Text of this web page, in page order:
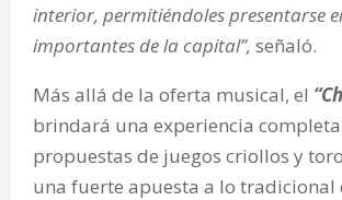
interior, permitiéndoles presentarse
importantes de la capital”, señaló.
Más allá de la oferta musical, el
brindará una experiencia
propuestas de juegos criollos y
una fuerte apuesta a lo tradicional